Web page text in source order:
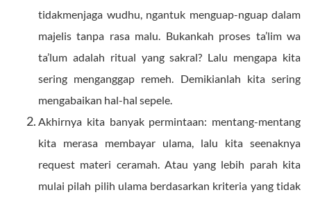
tidakmenjaga wudhu, ngantuk menguap-nguap dalam
majelis tanpa rasa malu. Bukankah proses ta’lim wa
ta’lum adalah ritual yang sakral? Lalu mengapa kita
sering menganggap remeh. Demikianlah kita sering
mengabaikan hal-hal sepele.
Akhirnya kita banyak permintaan: mentang-mentang
kita merasa membayar ulama, lalu kita seenaknya
request materi ceramah. Atau yang lebih parah kita
mulai pilah pilih ulama berdasarkan kriteria yang tidak